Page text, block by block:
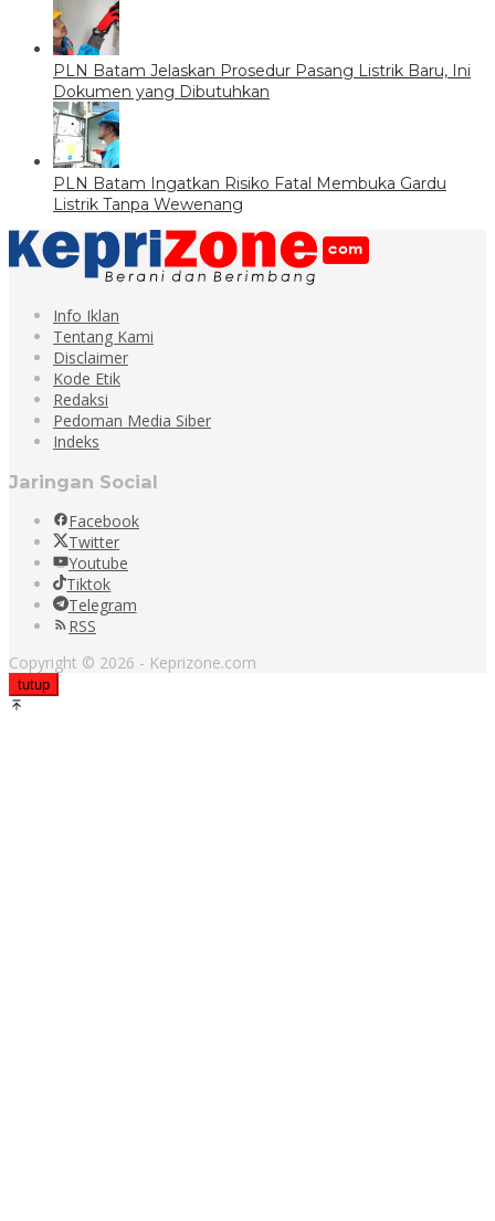
PLN Batam Jelaskan Prosedur Pasang Listrik Baru, Ini
Dokumen yang Dibutuhkan
PLN Batam Ingatkan Risiko Fatal Membuka Gardu
Listrik Tanpa Wewenang
Info Iklan
Tentang Kami
Disclaimer
Kode Etik
Redaksi
Pedoman Media Siber
Indeks
Jaringan Social
Facebook
Twitter
Youtube
Tiktok
Telegram
RSS
Copyright © 2026 - Keprizone.com
tutup